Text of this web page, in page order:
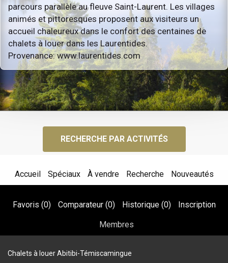
parcours parallèle au fleuve Saint-Laurent. Les villages
animés et pittoresques proposent aux visiteurs un
accueil chaleureux dans le confort des centaines de
chalets à louer dans les Laurentides.
Provenance: www.laurentides.com
RECHERCHE PAR ACTIVITÉS
Accueil Spéciaux À vendre Recherche Nouveautés
Favoris (0) Comparateur (0) Historique (0) Inscription
Membres
Chalets à louer Abitibi-Témiscamingue